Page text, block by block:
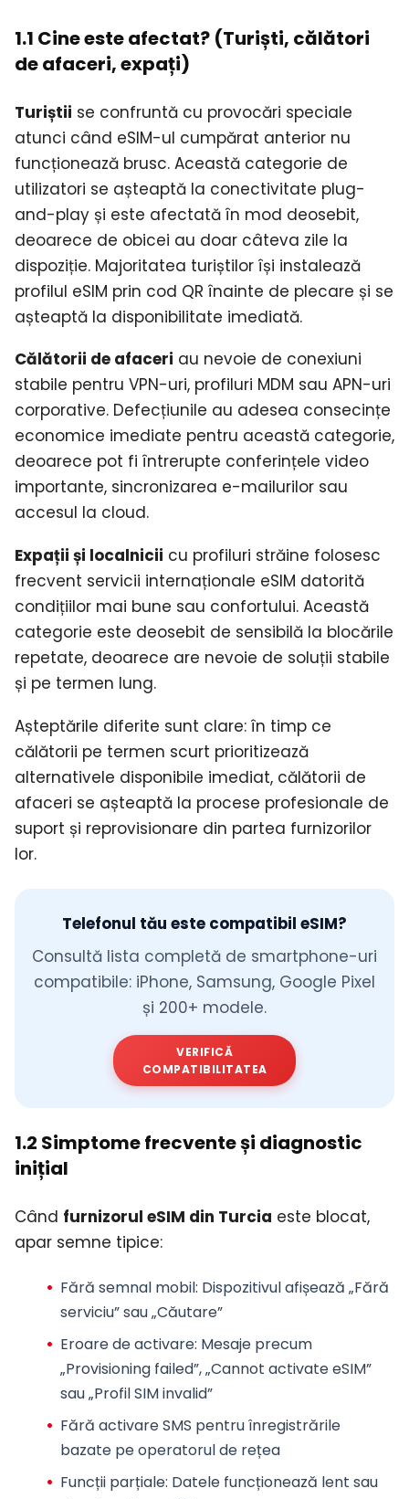
1.1 Cine este afectat? (Turiști, călători
de afaceri, expați)
Turiștii se confruntă cu provocări speciale
atunci când eSIM-ul cumpărat anterior nu
funcționează brusc. Această categorie de
utilizatori se așteaptă la conectivitate plug-
and-play și este afectată în mod deosebit,
deoarece de obicei au doar câteva zile la
dispoziție. Majoritatea turiștilor își instalează
profilul eSIM prin cod QR înainte de plecare și se
așteaptă la disponibilitate imediată.
Călătorii de afaceri au nevoie de conexiuni
stabile pentru VPN-uri, profiluri MDM sau APN-uri
corporative. Defecțiunile au adesea consecințe
economice imediate pentru această categorie,
deoarece pot fi întrerupte conferințele video
importante, sincronizarea e-mailurilor sau
accesul la cloud.
Expații și localnicii cu profiluri străine folosesc
frecvent servicii internaționale eSIM datorită
condițiilor mai bune sau confortului. Această
categorie este deosebit de sensibilă la blocările
repetate, deoarece are nevoie de soluții stabile
și pe termen lung.
Așteptările diferite sunt clare: în timp ce
călătorii pe termen scurt prioritizează
alternativele disponibile imediat, călătorii de
afaceri se așteaptă la procese profesionale de
suport și reprovisionare din partea furnizorilor
lor.
Telefonul tău este compatibil eSIM?
Consultă lista completă de smartphone-uri
compatibile: iPhone, Samsung, Google Pixel
și 200+ modele.
VERIFICĂ
COMPATIBILITATEA
1.2 Simptome frecvente și diagnostic
inițial
Când furnizorul eSIM din Turcia este blocat,
apar semne tipice:
Fără semnal mobil: Dispozitivul afișează „Fără
serviciu” sau „Căutare”
Eroare de activare: Mesaje precum
„Provisioning failed”, „Cannot activate eSIM”
sau „Profil SIM invalid”
Fără activare SMS pentru înregistrările
bazate pe operatorul de rețea
Funcții parțiale: Datele funcționează lent sau